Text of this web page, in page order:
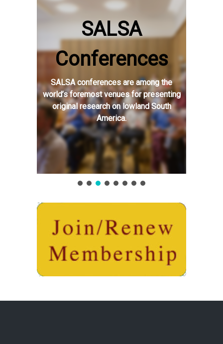
SALSA
Conferences
SALSA conferences are among the
world’s foremost venues for presenting
original research on lowland South
America.